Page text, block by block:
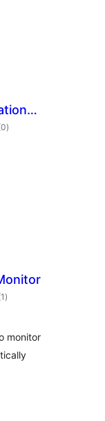
puntuacions
totals
)
puntuacions
totals
)
monitor